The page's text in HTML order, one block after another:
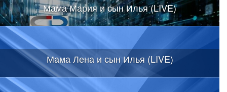
Мама Мария и сын Илья (LIVE)
Мама Лена и сын Илья (LIVE)